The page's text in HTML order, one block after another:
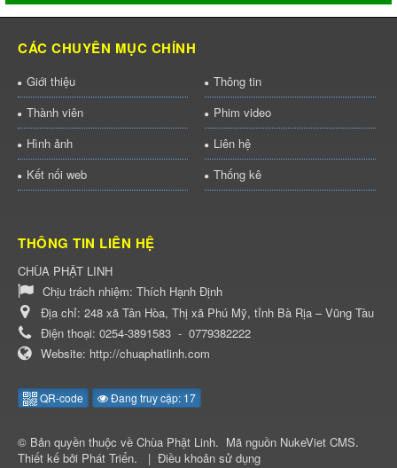
CÁC CHUYÊN MỤC CHÍNH
Giới thiệu
Thông tin
Thành viên
Phim video
Hình ảnh
Liên hệ
Kết nối web
Thống kê
THÔNG TIN LIÊN HỆ
CHÙA PHẬT LINH
Chịu trách nhiệm: Thích Hạnh Định
Địa chỉ: 248 xã Tân Hòa, Thị xã Phú Mỹ, tỉnh Bà Rịa – Vũng Tàu
Điện thoại: 0254-3891583 - 0779382222
Website: http://chuaphatlinh.com
QR-code Đang truy cập: 17
© Bản quyền thuộc về Chùa Phật Linh. Mã nguồn NukeViet CMS.
Thiết kế bởi Phát Triển. | Điều khoản sử dụng